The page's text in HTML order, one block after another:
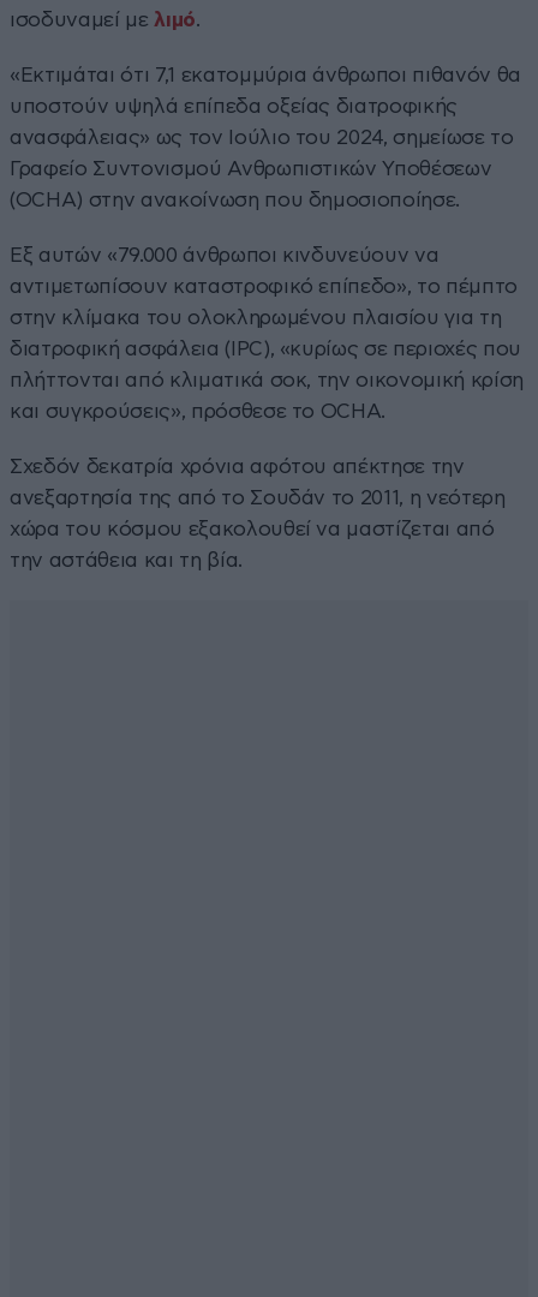
ισοδυναμεί με λιμό.
«Εκτιμάται ότι 7,1 εκατομμύρια άνθρωποι πιθανόν θα
υποστούν υψηλά επίπεδα οξείας διατροφικής
ανασφάλειας» ως τον Ιούλιο του 2024, σημείωσε το
Γραφείο Συντονισμού Ανθρωπιστικών Υποθέσεων
(OCHA) στην ανακοίνωση που δημοσιοποίησε.
Εξ αυτών «79.000 άνθρωποι κινδυνεύουν να
αντιμετωπίσουν καταστροφικό επίπεδο», το πέμπτο
στην κλίμακα του ολοκληρωμένου πλαισίου για τη
διατροφική ασφάλεια (IPC), «κυρίως σε περιοχές που
πλήττονται από κλιματικά σοκ, την οικονομική κρίση
και συγκρούσεις», πρόσθεσε το OCHA.
Σχεδόν δεκατρία χρόνια αφότου απέκτησε την
ανεξαρτησία της από το Σουδάν το 2011, η νεότερη
χώρα του κόσμου εξακολουθεί να μαστίζεται από
την αστάθεια και τη βία.